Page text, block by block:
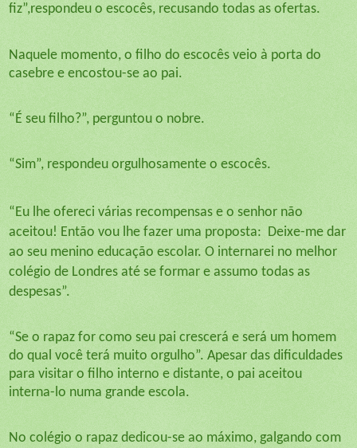
fiz”,respondeu o escocês, recusando todas as ofertas.
Naquele momento, o filho do escocês veio à porta do
casebre e encostou-se ao pai.
“É seu filho?”, perguntou o nobre.
“Sim”, respondeu orgulhosamente o escocês.
“Eu lhe ofereci várias recompensas e o senhor não
aceitou! Então vou lhe fazer uma proposta: Deixe-me dar
ao seu menino educação escolar. O internarei no melhor
colégio de Londres até se formar e assumo todas as
despesas”.
“Se o rapaz for como seu pai crescerá e será um homem
do qual você terá muito orgulho”. Apesar das dificuldades
para visitar o filho interno e distante, o pai aceitou
interna-lo numa grande escola.
No colégio o rapaz dedicou-se ao máximo, galgando com